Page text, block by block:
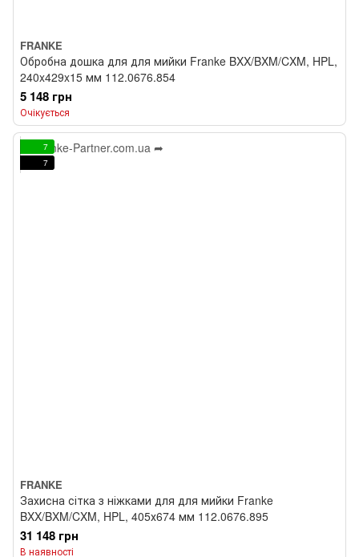
FRANKE
Обробна дошка для для мийки Franke BXX/BXM/CXM, HPL,
240x429x15 мм 112.0676.854
5 148 грн
Очікується
7
7
FRANKE
Захисна сітка з ніжками для для мийки Franke
BXX/BXM/CXM, HPL, 405х674 мм 112.0676.895
31 148 грн
В наявності